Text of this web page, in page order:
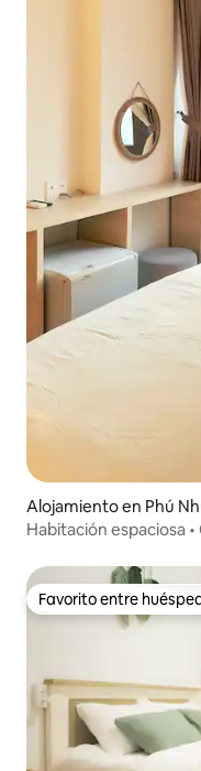
Alojamiento en Phú
Habitación espaciosa •
Favorito entre
Favorito entre